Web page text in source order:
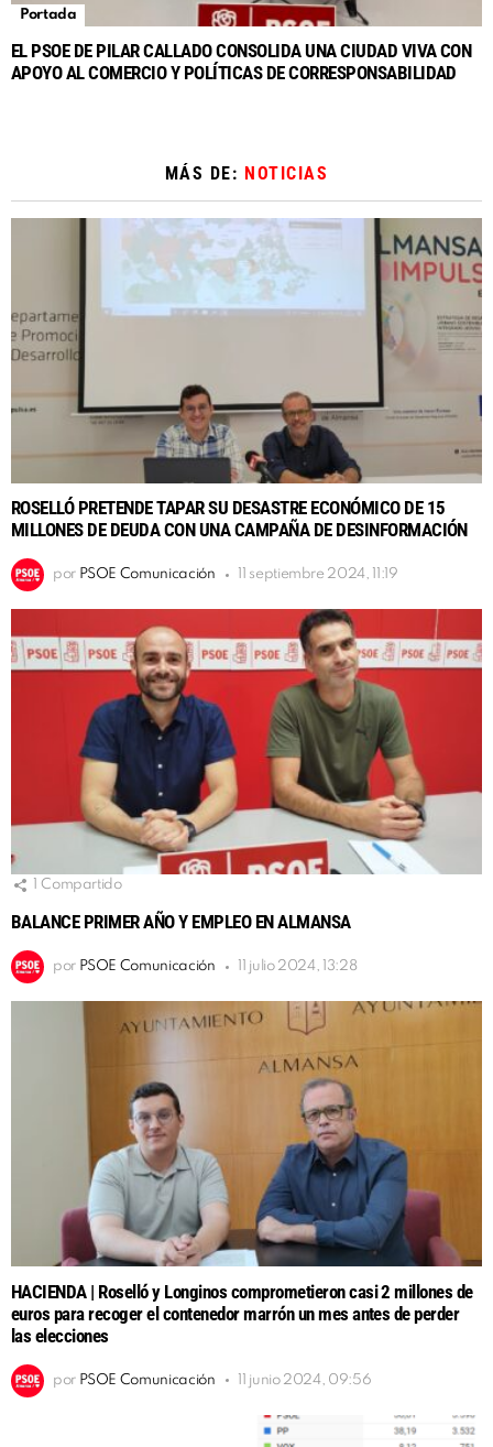
Portada
EL PSOE DE PILAR CALLADO CONSOLIDA UNA CIUDAD VIVA CON
APOYO AL COMERCIO Y POLÍTICAS DE CORRESPONSABILIDAD
MÁS DE: NOTICIAS
ROSELLÓ PRETENDE TAPAR SU DESASTRE ECONÓMICO DE 15
MILLONES DE DEUDA CON UNA CAMPAÑA DE DESINFORMACIÓN
por PSOE Comunicación 11 septiembre 2024, 11:19
Compartido
BALANCE PRIMER AÑO Y EMPLEO EN ALMANSA
por PSOE Comunicación 11 julio 2024, 13:28
HACIENDA | Roselló y Longinos comprometieron casi 2 millones de
euros para recoger el contenedor marrón un mes antes de perder
las elecciones
por PSOE Comunicación 11 junio 2024, 09:56